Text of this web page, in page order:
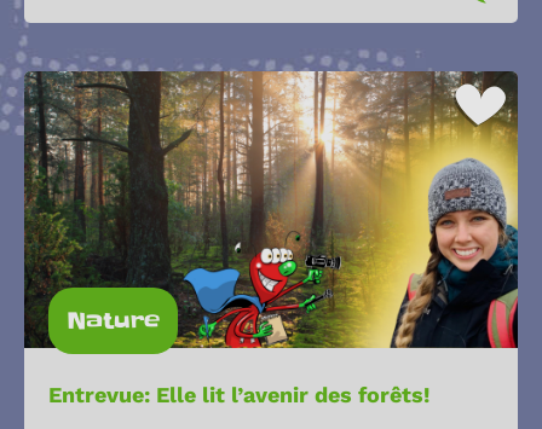
Nature
Entrevue: Elle lit l’avenir des forêts!